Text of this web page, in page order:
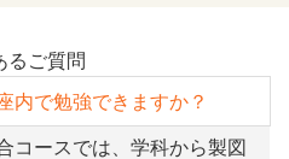
るご質問
内で勉強できますか？
コースでは、学科から製図